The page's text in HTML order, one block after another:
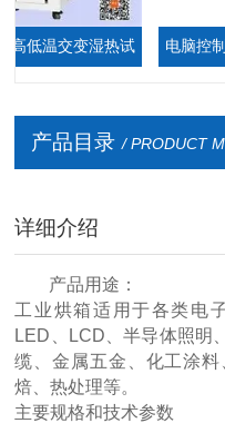
低温交变湿热试 电脑控制
产品目录 / PRODUCT
详细介绍
产品用途：
工业烘箱适用于各类电
LED、LCD、半导体照明
缆、金属五金、化工涂
焙、热处理等。
主要规格和技术参数